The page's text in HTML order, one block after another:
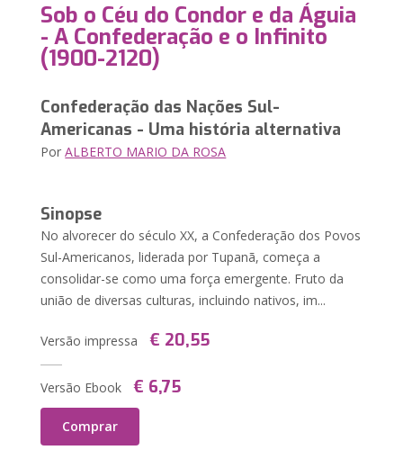
Sob o Céu do Condor e da Águia
- A Confederação e o Infinito
(1900-2120)
Confederação das Nações Sul-
Americanas - Uma história alternativa
PorALBERTO MARIO DA ROSA
Sinopse
No alvorecer do século XX, a Confederação dos Povos
Sul-Americanos, liderada por Tupanã, começa a
consolidar-se como uma força emergente. Fruto da
união de diversas culturas, incluindo nativos, im...
Versão impressa € 20,55
Versão Ebook € 6,75
Comprar